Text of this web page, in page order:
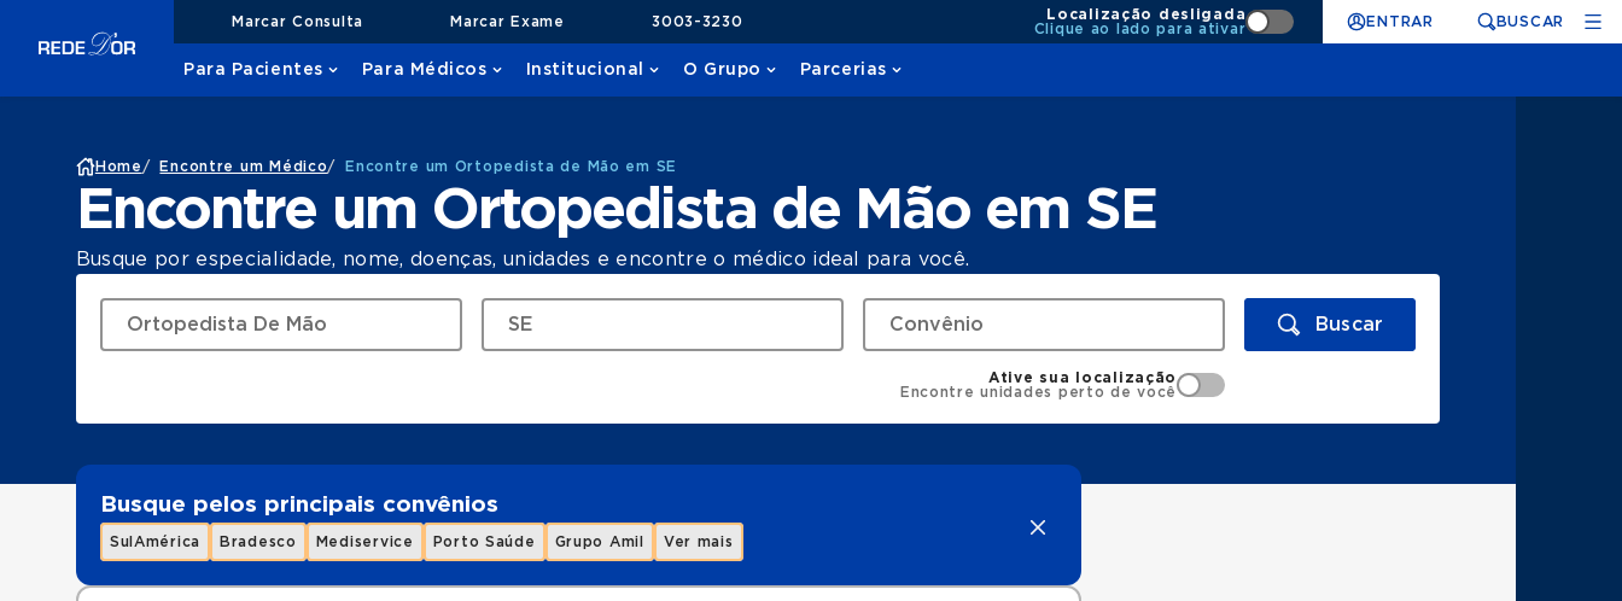
Marcar Consulta Marcar Exame 3003-3230
Localização desligada
Clique ao lado para ativar
ENTRAR BUSCAR
Para Pacientes Para Médicos Institucional O Grupo Parcerias
Home / Encontre um Médico/ Encontre um Ortopedista de Mão em SE
Encontre um Ortopedista de Mão em SE
Busque por especialidade, nome, doenças, unidades e encontre o médico ideal para você.
Buscar
Ative sua localização
Encontre unidades perto de você
Busque pelos principais convênios
SulAmérica Bradesco Mediservice Porto Saúde Grupo Amil Ver mais